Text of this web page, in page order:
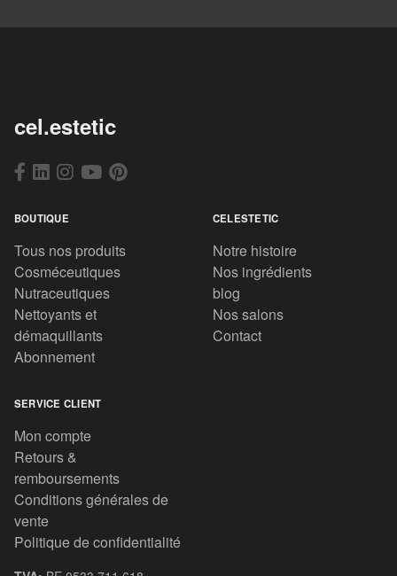
cel.estetic
BOUTIQUE
Tous nos produits
Cosméceutiques
Nutraceutiques
Nettoyants et
démaquillants
Abonnement
CELESTETIC
Notre histoire
Nos ingrédients
blog
Nos salons
Contact
SERVICE CLIENT
Mon compte
Retours &
remboursements
Conditions générales de
vente
Politique de confidentialité